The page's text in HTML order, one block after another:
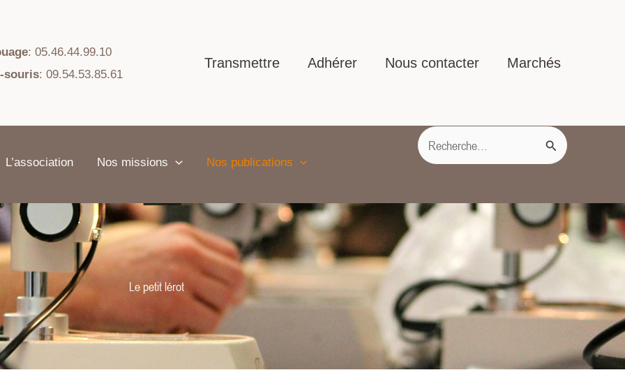
: 05.46.44.99.10
souris: 09.54.53.85.61
Transmettre Adhérer Nous contacter Marchés
L’association Nos missions Nos publications
Rechercher :
Le petit lérot